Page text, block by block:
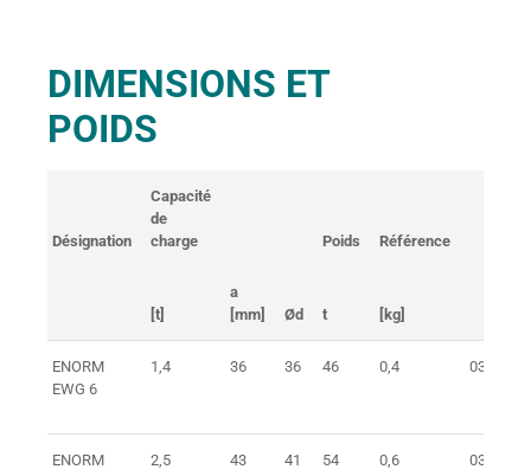
DIMENSIONS ET
POIDS
Désignation
Capacité
de
charge
Poids Référence
[t]
a
[mm]
Ød t [kg]
ENORM
EWG 6
1,4 36 36 46 0,4
ENORM
2,5 43 41 54 0,6